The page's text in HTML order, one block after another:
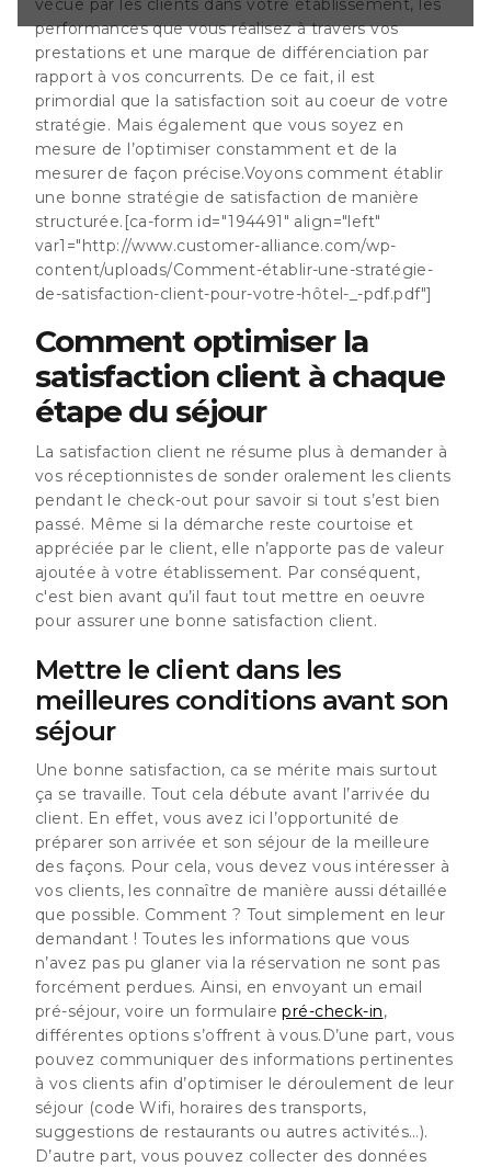
client-pour-
à chaque
client ne
à vos
oralement les
out pour savoir
si la
vécue par les clients dans votre établissement, les
performances que vous réalisez à travers vos
prestations et une marque de différenciation par
rapport à vos concurrents. De ce fait, il est
primordial que la satisfaction soit au coeur de votre
stratégie. Mais également que vous soyez en
mesure de l’optimiser constamment et de la
mesurer de façon précise.Voyons comment établir
une bonne stratégie de satisfaction de manière
structurée. [ca-form id="194491" align="left"
var1="http://www.customer-alliance.com/wp-
content/uploads/Comment-établir-une-stratégie-
de-satisfaction-client-pour-votre-hôtel-_-pdf.pdf"]
Comment optimiser la
satisfaction client à chaque
étape du séjour
La satisfaction client ne résume plus à demander à
vos réceptionnistes de sonder oralement les clients
pendant le check-out pour savoir si tout s’est bien
passé. Même si la démarche reste courtoise et
appréciée par le client, elle n’apporte pas de valeur
ajoutée à votre établissement. Par conséquent,
c'est bien avant qu’il faut tout mettre en oeuvre
pour assurer une bonne satisfaction client.
Mettre le client dans les
meilleures conditions avant son
séjour
Une bonne satisfaction, ca se mérite mais surtout
ça se travaille. Tout cela débute avant l’arrivée du
client. En effet, vous avez ici l’opportunité de
préparer son arrivée et son séjour de la meilleure
des façons. Pour cela, vous devez vous intéresser à
vos clients, les connaître de manière aussi détaillée
que possible. Comment ? Tout simplement en leur
demandant ! Toutes les informations que vous
n’avez pas pu glaner via la réservation ne sont pas
forcément perdues. Ainsi, en envoyant un email
pré-séjour, voire un formulairepré-check-in,
différentes options s’offrent à vous.D’une part, vous
pouvez communiquer des informations pertinentes
à vos clients afin d’optimiser le déroulement de leur
séjour (code Wifi, horaires des transports,
suggestions de restaurants ou autres activités…).
D’autre part, vous pouvez collecter des données